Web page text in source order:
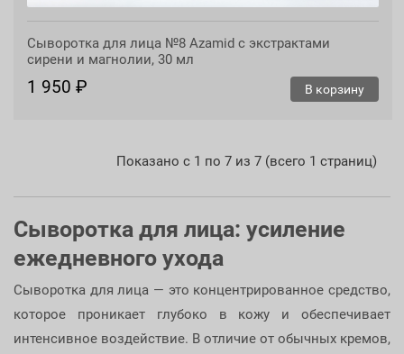
Сыворотка для лица №8 Azamid с экстрактами
сирени и магнолии, 30 мл
1 950 ₽ В корзину
Показано с 1 по 7 из 7 (всего 1 страниц)
Сыворотка для лица: усиление
ежедневного ухода
Сыворотка для лица — это концентрированное средство,
которое проникает глубоко в кожу и обеспечивает
интенсивное воздействие. В отличие от обычных кремов,